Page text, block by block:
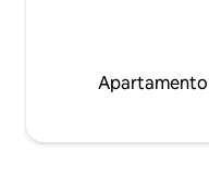
Apartamento